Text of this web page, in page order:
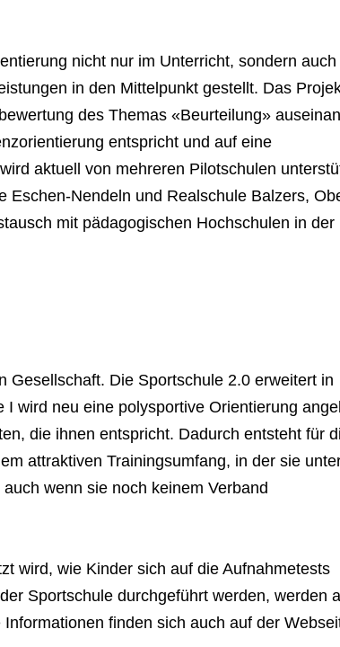
nicht nur im Unterricht, sondern auch
in den Mittelpunkt gestellt. Das
des Themas «Beurteilung»
entspricht und auf eine
aktuell von mehreren Pilotschulen
Eschen-Nendeln und Realschule Balzers,
mit pädagogischen Hochschulen in der
Gesellschaft. Die Sportschule 2.0 erweitert in
wird neu eine polysportive Orientierung
die ihnen entspricht. Dadurch entsteht für
attraktiven Trainingsumfang, in der sie
wenn sie noch keinem Verband
wird, wie Kinder sich auf die Aufnahmetests
Sportschule durchgeführt werden, werden
finden sich auch auf der